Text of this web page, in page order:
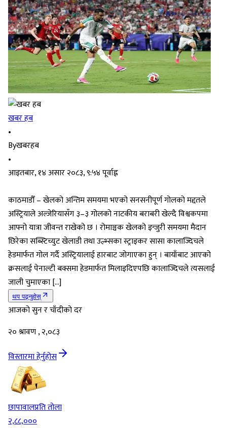
खबर हब
•
Byखबरहब
•
आइतबार, १४ असार २०८३, ९:५४ पूर्वाह्न
काठमाडौँ – खेलको अन्तिम समयमा भएको सनसनीपूर्ण गोलको मद्दतले
अस्ट्रियाले अल्जेरियासँग ३–३ गोलको नाटकीय बराबरी खेल्दै विश्वकपमा
आफ्नो यात्रा जीवन्त राखेको छ । रोमाञ्चक खेलको इन्जुरी समयमा मैदान
छिरेका सब्स्टिच्युट खेलाडी तथा उल्भ्सका स्ट्राइकर सासा कालाज्दिचले
हेडमार्फत गोल गर्दै अस्ट्रियालाई हारबाट जोगाएका हुन् । बायाँबाट आएको
क्रसलाई पेनाल्टी बक्समा हेडमार्फत मिलाइदिएपछि कालाज्दिचले त्यसलाई
जाली चुमाएका […]
थप पढ्नुहोस्
आजको सुन र चाँदीको दर
२० श्रावण , २,०८३
विस्तारमा हेर्नुहोस
छापावालप्रति तोला
२,८८,०००